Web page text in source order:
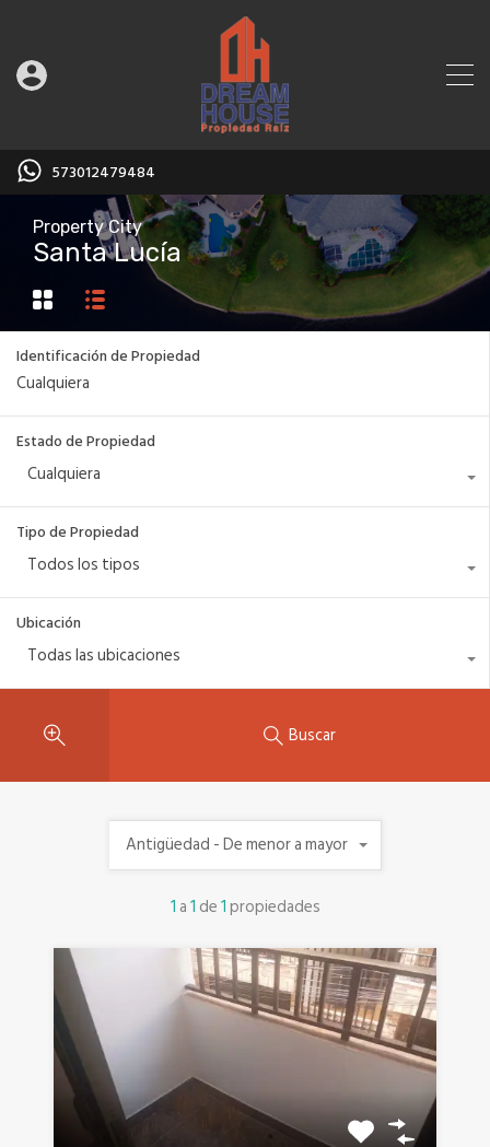
573012479484
Property City
Santa Lucía
Identificación de Propiedad
Estado de Propiedad
Cualquiera
Tipo de Propiedad
Todos los tipos
Ubicación
Todas las ubicaciones
Buscar
1 a1 de1propiedades
Antigüedad - De menor a mayor